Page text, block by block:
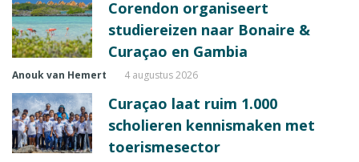
Corendon organiseert
studiereizen naar Bonaire &
Curaçao en Gambia
Anouk van Hemert 4 augustus 2026
Curaçao laat ruim 1.000
scholieren kennismaken met
toerismesector